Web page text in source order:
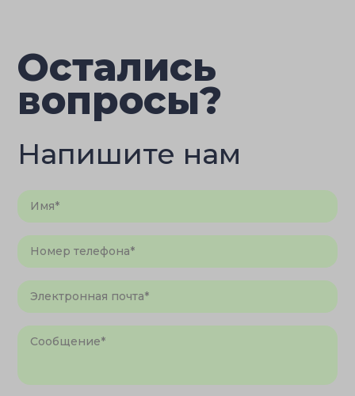
Остались
вопросы?
Напишите нам